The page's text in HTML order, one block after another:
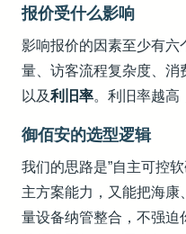
报价受什么影响
影响报价的因素至少有六
量、访客流程复杂度、消
以及利旧率。利旧率越高
御佰安的选型逻辑
我们的思路是”自主可控
主方案能力，又能把海
量设备纳管整合，不强迫